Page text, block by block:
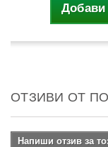
Добави
ОТЗИВИ ОТ
Напиши отзив за